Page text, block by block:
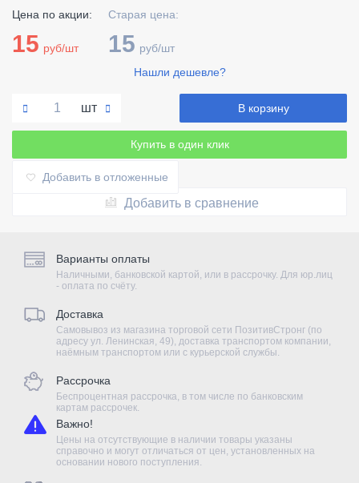
Цена по акции:
15 руб/шт
Старая цена:
15 руб/шт
Нашли дешевле?
шт В корзину
Купить в один клик
Добавить в отложенные
Добавить в сравнение
Варианты оплаты
Наличными, банковской картой, или в рассрочку. Для юр.лиц
- оплата по счёту.
Доставка
Самовывоз из магазина торговой сети ПозитивСтронг (по
адресу ул. Ленинская, 49), доставка транспортом компании,
наёмным транспортом или с курьерской службы.
Рассрочка
Беспроцентная рассрочка, в том числе по банковским
картам рассрочек.
Важно!
Цены на отсутствующие в наличии товары указаны
справочно и могут отличаться от цен, установленных на
основании нового поступления.